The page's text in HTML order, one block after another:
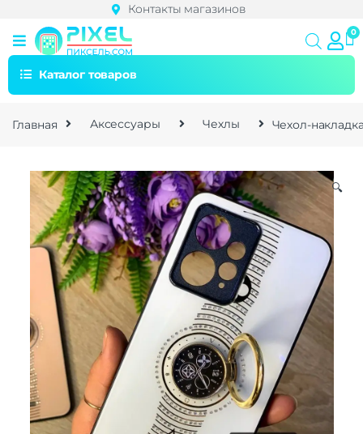
Контакты магазинов
Каталог товаров
Главная Аксессуары Чехлы Чехол-
🔍